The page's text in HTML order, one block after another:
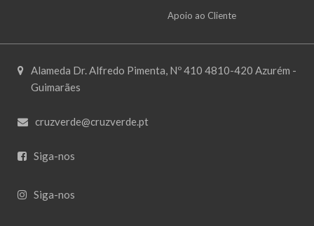
Apoio ao Cliente
Alameda Dr. Alfredo Pimenta, Nº 410 4810-420 Azurém -
Guimarães
cruzverde@cruzverde.pt
Siga-nos
Siga-nos